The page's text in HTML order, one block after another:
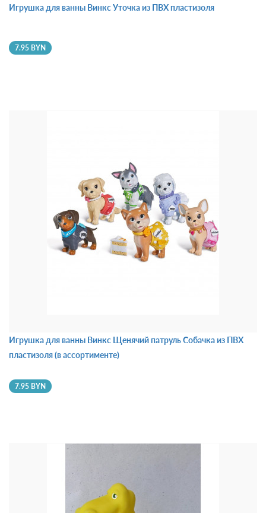
Игрушка для ванны Винкс Уточка из ПВХ пластизоля
7.95 BYN
Игрушка для ванны Винкс Щенячий патруль Собачка из ПВХ
пластизоля (в ассортименте)
7.95 BYN